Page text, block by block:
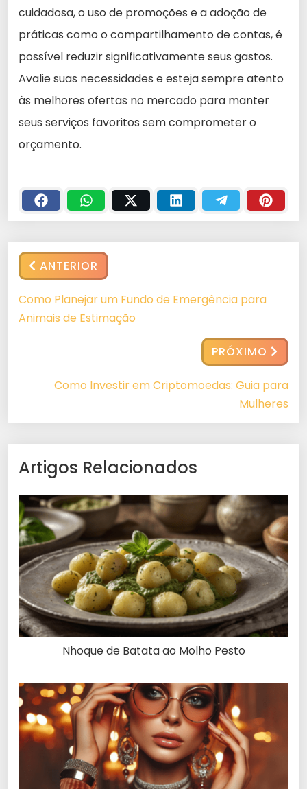
cuidadosa, o uso de promoções e a adoção de
práticas como o compartilhamento de contas, é
possível reduzir significativamente seus gastos.
Avalie suas necessidades e esteja sempre atento
às melhores ofertas no mercado para manter
seus serviços favoritos sem comprometer o
orçamento.
ANTERIOR
Como Planejar um Fundo de Emergência para
Animais de Estimação
PRÓXIMO
Como Investir em Criptomoedas: Guia para
Mulheres
Artigos Relacionados
Nhoque de Batata ao Molho Pesto